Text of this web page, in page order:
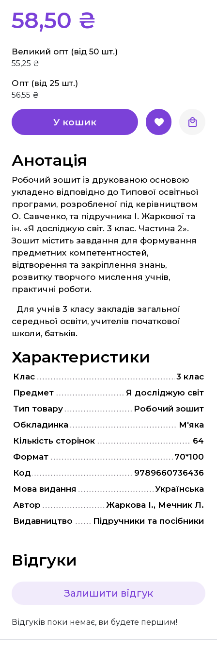
58,50 ₴
Великий опт (від 50 шт.)
55,25 ₴
Опт (від 25 шт.)
56,55 ₴
У кошик
Анотація
Робочий зошит із друкованою основою
укладено відповідно до Типової освітньої
програми, розробленої під керівництвом
О. Савченко, та підручника І. Жаркової та
ін. «Я досліджую світ. 3 клас. Частина 2».
Зошит містить завдання для формування
предметних компетентностей,
відтворення та закріплення знань,
розвитку творчого мислення учнів,
практичні роботи.
Для учнів 3 класу закладів загальної
середньої освіти, учителів початкової
школи, батьків.
Характеристики
Клас
3 клас
Предмет
Я досліджую світ
Тип товару
Робочий зошит
Обкладинка
М'яка
Кількість сторінок
64
Формат
70*100
Код
9789660736436
Мова видання
Українська
Автор
Жаркова І., Мечник Л.
Видавництво
Підручники та посібники
Відгуки
Залишити відгук
Відгуків поки немає, ви будете першим!
Історія
Географія
Біологія Природознавство Екологія
Хімія
Фізика
Образотворче мистецтво
Трудове навчання
Інформатика
Етика, Християнська етика
Захист Вітчизни
Таблиці, наочність
Інше
Українська мова та література
Світова література
ЗНО та ДПА
4 клас
Художня література
"Є" Підтримка, витратьте вашу тисячу з